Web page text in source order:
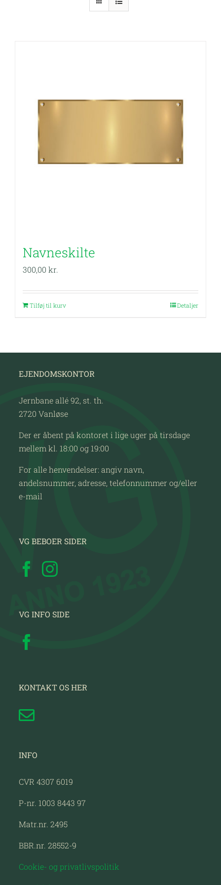
Navneskilte
300,00 kr.
Tilføj til kurv Detaljer
EJENDOMSKONTOR
Jernbane allé 92, st. th.
2720 Vanløse
Der er åbent på kontoret i lige uger på tirsdage
mellem kl. 18:00 og 19:00
For alle henvendelser: angiv navn,
andelsnummer, adresse, telefonnummer og/eller
e-mail
VG BEBOER SIDER
VG INFO SIDE
KONTAKT OS HER
INFO
CVR 4307 6019
P-nr. 1003 8443 97
Matr.nr. 2495
BBR.nr. 28552-9
Cookie- og privatlivspolitik